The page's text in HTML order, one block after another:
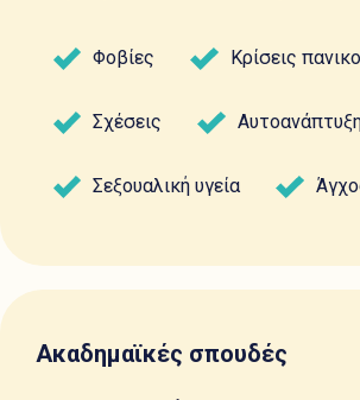
Φοβίες Κρίσεις
Σχέσεις
Σεξουαλική υγεία
Ακαδημαϊκές σπουδές